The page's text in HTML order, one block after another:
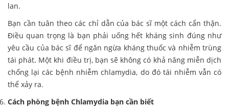
lan.
Bạn cần tuân theo các chỉ dẫn của bác sĩ một cách cẩn thận.
Điều quan trọng là bạn phải uống hết kháng sinh đúng như
yêu cầu của bác sĩ để ngăn ngừa kháng thuốc và nhiễm trùng
tái phát. Một khi điều trị, bạn sẽ không có khả năng miễn dịch
chống lại các bệnh nhiễm chlamydia, do đó tái nhiễm vẫn có
thể xảy ra.
Cách phòng bệnh Chlamydia bạn cần biết